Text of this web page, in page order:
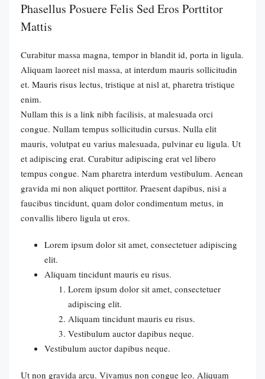
Phasellus Posuere Felis Sed Eros Porttitor
Mattis
Curabitur massa magna, tempor in blandit id, porta in ligula.
Aliquam laoreet nisl massa, at interdum mauris sollicitudin
et. Mauris risus lectus, tristique at nisl at, pharetra tristique
enim.
Nullam this is a link nibh facilisis, at malesuada orci
congue. Nullam tempus sollicitudin cursus. Nulla elit
mauris, volutpat eu varius malesuada, pulvinar eu ligula. Ut
et adipiscing erat. Curabitur adipiscing erat vel libero
tempus congue. Nam pharetra interdum vestibulum. Aenean
gravida mi non aliquet porttitor. Praesent dapibus, nisi a
faucibus tincidunt, quam dolor condimentum metus, in
convallis libero ligula ut eros.
Lorem ipsum dolor sit amet, consectetuer adipiscing
elit.
Aliquam tincidunt mauris eu risus.
Lorem ipsum dolor sit amet, consectetuer
adipiscing elit.
Aliquam tincidunt mauris eu risus.
Vestibulum auctor dapibus neque.
Vestibulum auctor dapibus neque.
Ut non gravida arcu. Vivamus non congue leo. Aliquam